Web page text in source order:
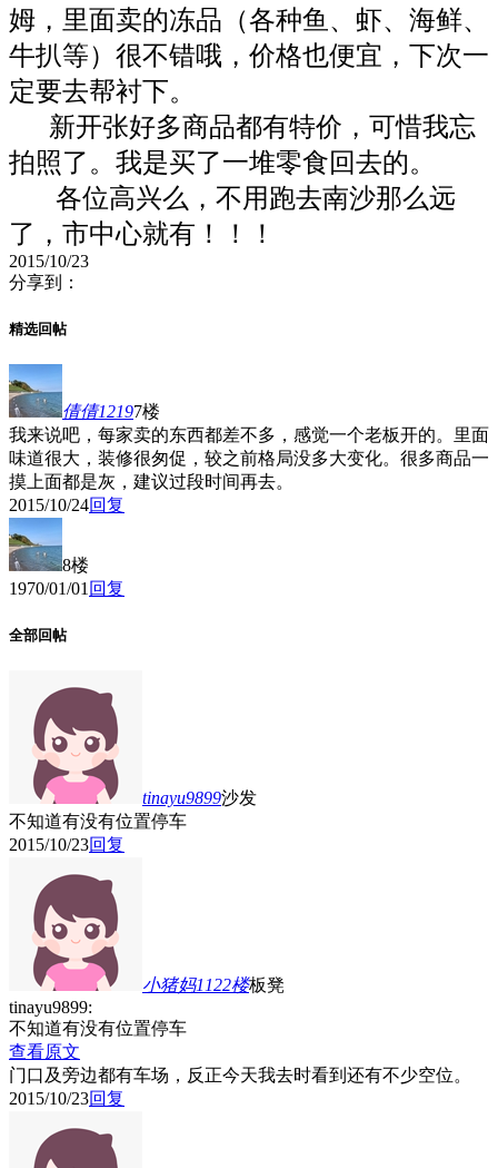
姆，里面卖的冻品（各种鱼、虾、海鲜、
牛扒等）很不错哦，价格也便宜，下次一
定要去帮衬下。
新开张好多商品都有特价，可惜我忘
拍照了。我是买了一堆零食回去的。
各位高兴么，不用跑去南沙那么远
了，市中心就有！！！
2015/10/23
分享到：
精选回帖
倩倩12197楼
我来说吧，每家卖的东西都差不多，感觉一个老板开的。里面
味道很大，装修很匆促，较之前格局没多大变化。很多商品一
摸上面都是灰，建议过段时间再去。
2015/10/24回复
8楼
1970/01/01 回复
全部回帖
tinayu9899沙发
不知道有没有位置停车
2015/10/23回复
小猪妈1122楼板凳
tinayu9899:
不知道有没有位置停车
查看原文
门口及旁边都有车场，反正今天我去时看到还有不少空位。
2015/10/23回复